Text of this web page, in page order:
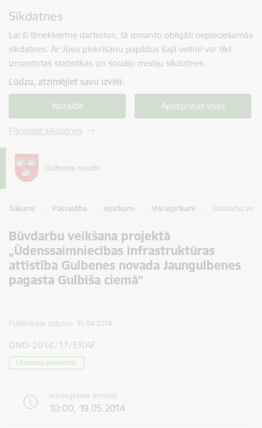
Sīkdatnes
Lai šī tīmekļvietne darbotos, tā izmanto obligāti nepieciešamās
sīkdatnes. Ar Jūsu piekrišanu papildus šajā vietnē var tikt
izmantotas statistikas un sociālo mediju sīkdatnes.
Lūdzu, atzīmējiet savu izvēli:
Noraidīt Apstiprināt visas
Pārvaldīt sīkdatnes
Sākums Pašvaldība Iepirkumi Visi iepirkumi Būvdarbu
Būvdarbu veikšana projektā
„Ūdenssaimniecības infrastruktūras
attīstība Gulbenes novada Jaungulbenes
pagasta Gulbīša ciemā"
Publikācijas datums: 15.04.2014.
GND-2014/17/ERAF
Lēmums pieņemts
Iesniegšanas termiņš
10:00, 19.05.2014